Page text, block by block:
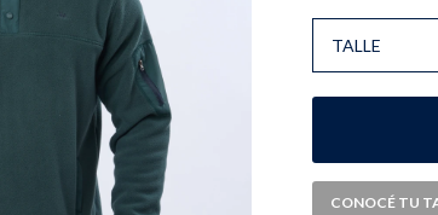
TALLE
CONOCÉ TU